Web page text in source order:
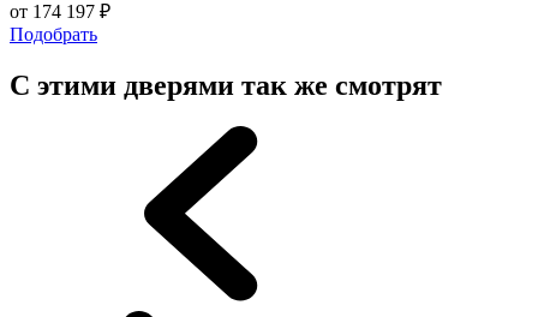
от 174 197 ₽
Подобрать
С этими дверями так же смотрят